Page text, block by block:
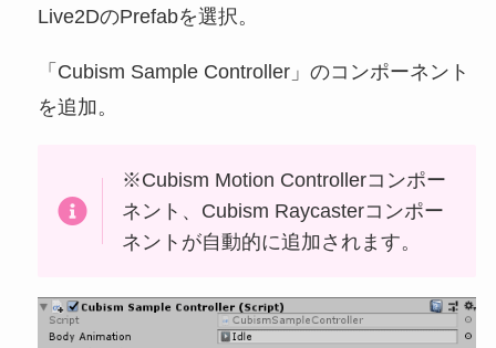
Live2DのPrefabを選択。
「Cubism Sample Controller」のコンポーネント
を追加。
※Cubism Motion Controllerコンポー
ネント、Cubism Raycasterコンポー
ネントが自動的に追加されます。